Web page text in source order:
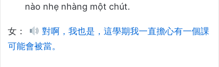
nào nhẹ nhàng một chút.
女：
對啊，我也是，這學期我一直擔心有一個課
可能會被當。